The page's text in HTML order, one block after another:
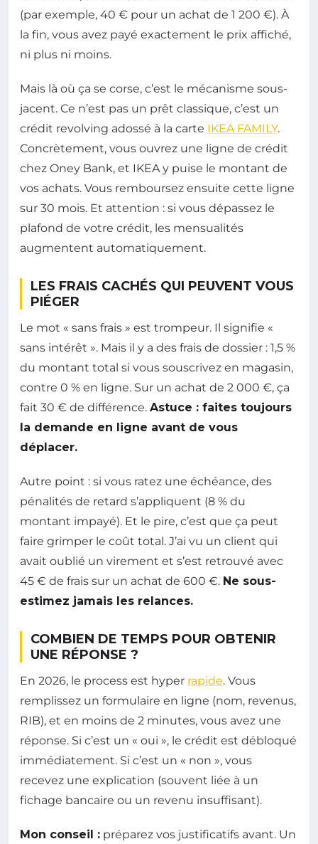
(par exemple, 40 € pour un achat de 1 200 €). À
la fin, vous avez payé exactement le prix affiché,
ni plus ni moins.
Mais là où ça se corse, c’est le mécanisme sous-
jacent. Ce n’est pas un prêt classique, c’est un
crédit revolving adossé à la carte IKEA FAMILY.
Concrètement, vous ouvrez une ligne de crédit
chez Oney Bank, et IKEA y puise le montant de
vos achats. Vous remboursez ensuite cette ligne
sur 30 mois. Et attention : si vous dépassez le
plafond de votre crédit, les mensualités
augmentent automatiquement.
LES FRAIS CACHÉS QUI PEUVENT VOUS
PIÉGER
Le mot « sans frais » est trompeur. Il signifie «
sans intérêt ». Mais il y a des frais de dossier : 1,5 %
du montant total si vous souscrivez en magasin,
contre 0 % en ligne. Sur un achat de 2 000 €, ça
fait 30 € de différence. Astuce : faites toujours
la demande en ligne avant de vous
déplacer.
Autre point : si vous ratez une échéance, des
pénalités de retard s’appliquent (8 % du
montant impayé). Et le pire, c’est que ça peut
faire grimper le coût total. J’ai vu un client qui
avait oublié un virement et s’est retrouvé avec
45 € de frais sur un achat de 600 €. Ne sous-
estimez jamais les relances.
COMBIEN DE TEMPS POUR OBTENIR
UNE RÉPONSE ?
En 2026, le process est hyper rapide. Vous
remplissez un formulaire en ligne (nom, revenus,
RIB), et en moins de 2 minutes, vous avez une
réponse. Si c’est un « oui », le crédit est débloqué
immédiatement. Si c’est un « non », vous
recevez une explication (souvent liée à un
fichage bancaire ou un revenu insuffisant).
Mon conseil : préparez vos justificatifs avant. Un